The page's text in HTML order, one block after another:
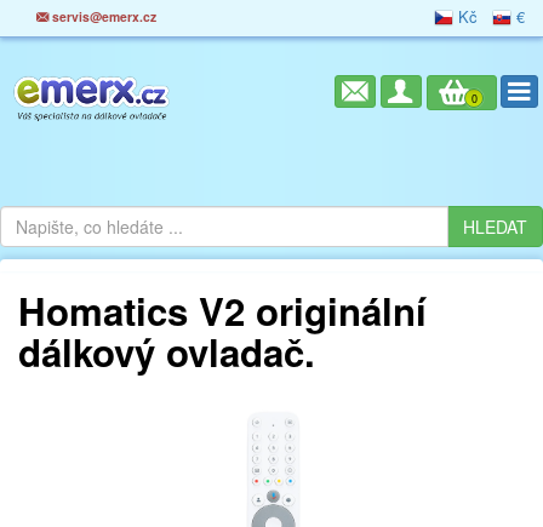
servis@emerx.cz Kč €
0
Homatics V2 originální
dálkový ovladač.